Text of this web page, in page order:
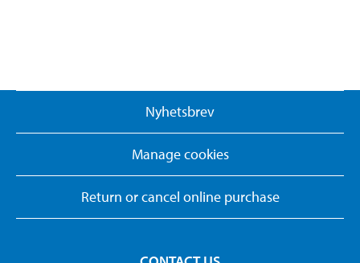
Nyhetsbrev
Manage cookies
Return or cancel online purchase